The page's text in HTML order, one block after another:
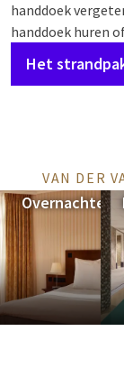
handdoek
handdoek huren
Het
VAN DER
Overnachten